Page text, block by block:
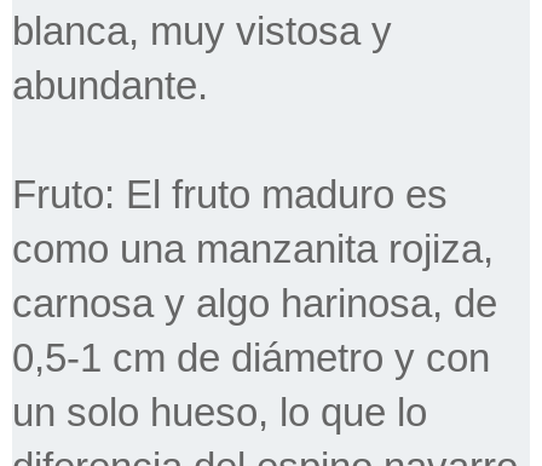
blanca, muy vistosa y
abundante.
Fruto: El fruto maduro es
como una manzanita rojiza,
carnosa y algo harinosa, de
0,5-1 cm de diámetro y con
un solo hueso, lo que lo